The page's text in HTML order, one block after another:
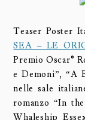
Teaser Poster
SEA – LE
Premio Oscar®
e Demoni”, “A
nelle sale
romanzo “In
Whaleship